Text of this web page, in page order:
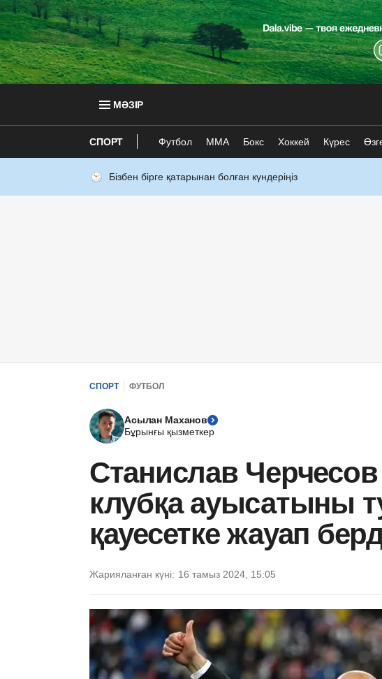
МӘЗІР
СПОРТ Футбол ММА Бокс Хоккей Күрес
Бізбен бірге қатарынан болған күндеріңіз
СПОРТ ФУТБОЛ
Асылан Маханов
Бұрынғы қызметкер
Станислав
клубқа ауысатыны
қауесетке жауап
Жарияланған күні: 16 тамыз 2024, 15:05